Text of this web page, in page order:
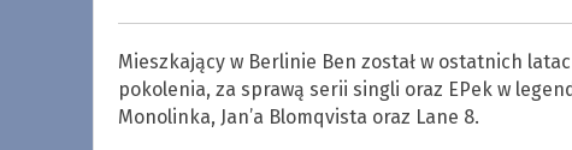
Mieszkający w Berlinie Ben został w ostatnich
pokolenia, za sprawą serii singli oraz EPek w
Monolinka, Jan’a Blomqvista oraz Lane 8.